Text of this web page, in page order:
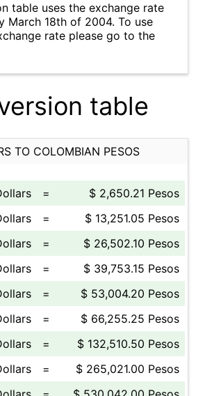
table uses the exchange rate
March 18th of 2004. To use
rate please go to the
table
TO COLOMBIAN PESOS
=
$ 2,650.21 Pesos
=
$ 13,251.05 Pesos
=
$ 26,502.10 Pesos
=
$ 39,753.15 Pesos
=
$ 53,004.20 Pesos
=
$ 66,255.25 Pesos
=
$ 132,510.50 Pesos
=
$ 265,021.00 Pesos